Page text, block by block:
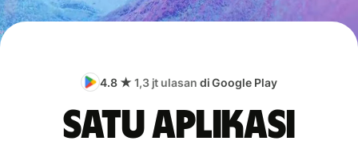
4.8 ★ 1,3 jt ulasan di Google Play
Satu aplikasi